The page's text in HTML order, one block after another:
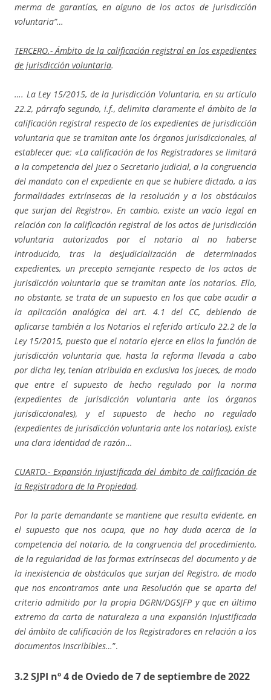
merma de garantías, en alguno de los actos de jurisdicción
voluntaria”…
TERCERO.- Ámbito de la calificación registral en los expedientes
de jurisdicción voluntaria.
…. La Ley 15/2015, de la Jurisdicción Voluntaria, en su artículo
22.2, párrafo segundo, i.f., delimita claramente el ámbito de la
calificación registral respecto de los expedientes de jurisdicción
voluntaria que se tramitan ante los órganos jurisdiccionales, al
establecer que: «La calificación de los Registradores se limitará
a la competencia del Juez o Secretario judicial, a la congruencia
del mandato con el expediente en que se hubiere dictado, a las
formalidades extrínsecas de la resolución y a los obstáculos
que surjan del Registro». En cambio, existe un vacío legal en
relación con la calificación registral de los actos de jurisdicción
voluntaria autorizados por el notario al no haberse
introducido, tras la desjudicialización de determinados
expedientes, un precepto semejante respecto de los actos de
jurisdicción voluntaria que se tramitan ante los notarios. Ello,
no obstante, se trata de un supuesto en los que cabe acudir a
la aplicación analógica del art. 4.1 del CC, debiendo de
aplicarse también a los Notarios el referido artículo 22.2 de la
Ley 15/2015, puesto que el notario ejerce en ellos la función de
jurisdicción voluntaria que, hasta la reforma llevada a cabo
por dicha ley, tenían atribuida en exclusiva los jueces, de modo
que entre el supuesto de hecho regulado por la norma
(expedientes de jurisdicción voluntaria ante los órganos
jurisdiccionales), y el supuesto de hecho no regulado
(expedientes de jurisdicción voluntaria ante los notarios), existe
una clara identidad de razón…
CUARTO.- Expansión injustificada del ámbito de calificación de
la Registradora de la Propiedad.
Por la parte demandante se mantiene que resulta evidente, en
el supuesto que nos ocupa, que no hay duda acerca de la
competencia del notario, de la congruencia del procedimiento,
de la regularidad de las formas extrínsecas del documento y de
la inexistencia de obstáculos que surjan del Registro, de modo
que nos encontramos ante una Resolución que se aparta del
criterio admitido por la propia DGRN/DGSJFP y que en último
extremo da carta de naturaleza a una expansión injustificada
del ámbito de calificación de los Registradores en relación a los
documentos inscribibles…”.
3.2 SJPI nº 4 de Oviedo de 7 de septiembre de 2022